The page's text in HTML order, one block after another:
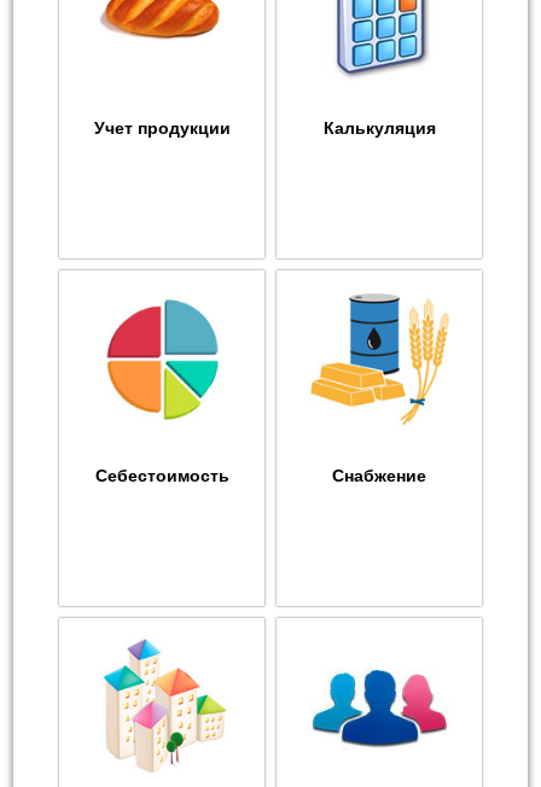
Учет продукции Калькуляция
Себестоимость Снабжение